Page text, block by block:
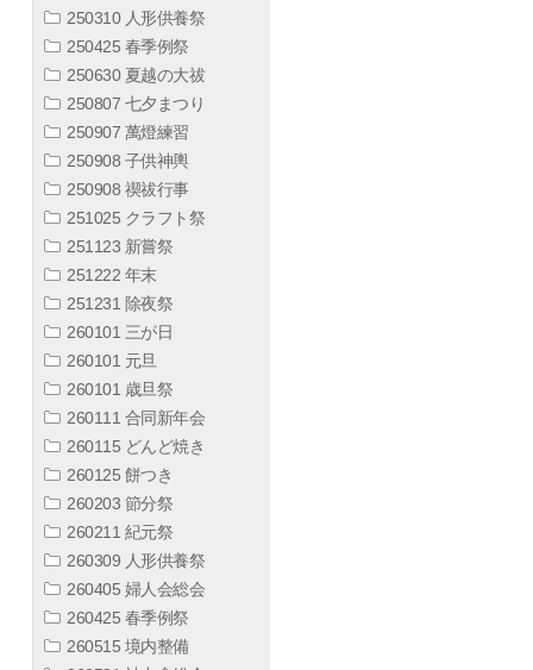
250310 人形供養祭
250425 春季例祭
250630 夏越の大祓
250807 七夕まつり
250907 萬燈練習
250908 子供神輿
250908 禊祓行事
251025 クラフト祭
251123 新嘗祭
251222 年末
251231 除夜祭
260101 三が日
260101 元旦
260101 歳旦祭
260111 合同新年会
260115 どんど焼き
260125 餅つき
260203 節分祭
260211 紀元祭
260309 人形供養祭
260405 婦人会総会
260425 春季例祭
260515 境内整備